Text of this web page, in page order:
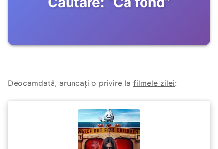
Deocamdată, aruncați o privire la filmele zilei: